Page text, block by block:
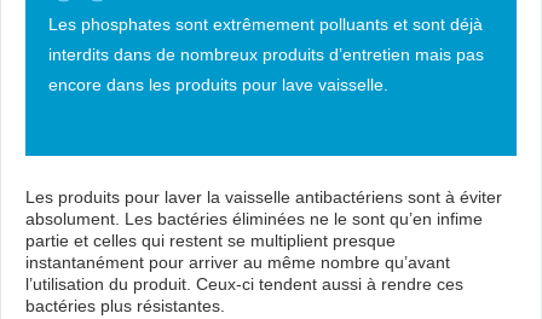
Les phosphates sont extrêmement polluants et sont déjà
interdits dans de nombreux produits d’entretien mais pas
encore dans les produits pour lave vaisselle.
Les produits pour laver la vaisselle antibactériens sont à éviter
absolument. Les bactéries éliminées ne le sont qu’en infime
partie et celles qui restent se multiplient presque
instantanément pour arriver au même nombre qu’avant
l’utilisation du produit. Ceux-ci tendent aussi à rendre ces
bactéries plus résistantes.